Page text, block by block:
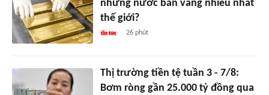
những nước bán vàng nhiều nhất
thế giới?
26 phút
Thị trường tiền tệ tuần 3 - 7/8:
Bơm ròng gần 25.000 tỷ đồng qua